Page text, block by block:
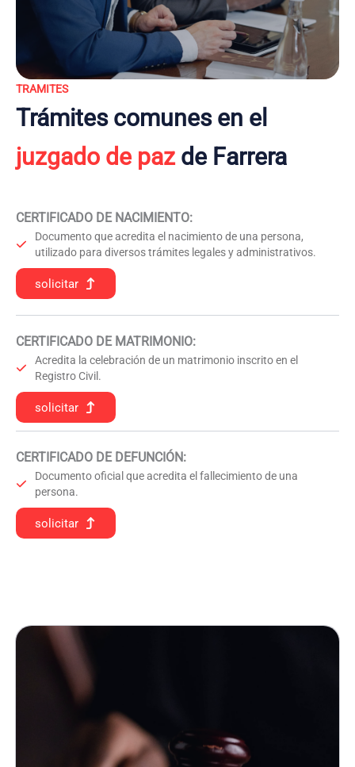
TRAMITES
Trámites comunes en el
juzgado de pazde Farrera
CERTIFICADO DE NACIMIENTO:
Documento que acredita el nacimiento de una persona,
utilizado para diversos trámites legales y administrativos.
solicitar
CERTIFICADO DE MATRIMONIO:
Acredita la celebración de un matrimonio inscrito en el
Registro Civil.
solicitar
CERTIFICADO DE DEFUNCIÓN:
Documento oficial que acredita el fallecimiento de una
persona.
solicitar